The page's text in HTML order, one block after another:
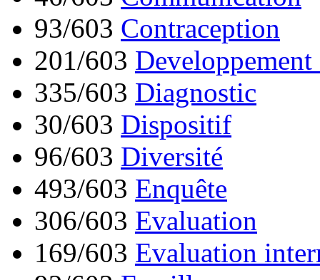
93/603 Contraception
201/603
335/603 Diagnostic
30/603 Dispositif
96/603 Diversité
493/603 Enquête
306/603 Evaluation
169/603 Evaluation